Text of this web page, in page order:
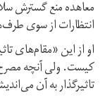
معاهده منع گسترش
انتظارات از سوی
او از این «مقام‌های
کیست. ولی آنچه
تاثیرگذار به آن